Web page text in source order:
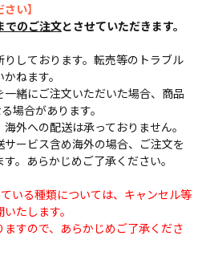
い】
でのご注文とさせていただきます。
しております。転売等のトラブル
ねます。
緒にご注文いただいた場合、商品
場合があります。
外への配送は承っておりません。
ービス含め海外の場合、ご注文を
。あらかじめご了承ください。
いる種類については、キャンセル等
たします。
すので、あらかじめご了承くださ